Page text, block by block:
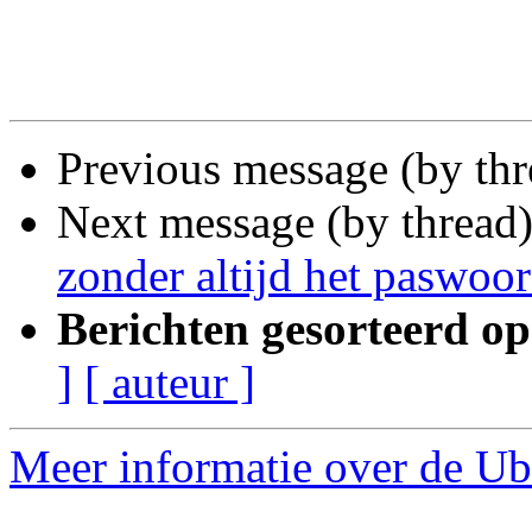
Previous message (by
Next message (by
zonder altijd het
Berichten gesorteerd
] [ auteur ]
Meer informatie over de